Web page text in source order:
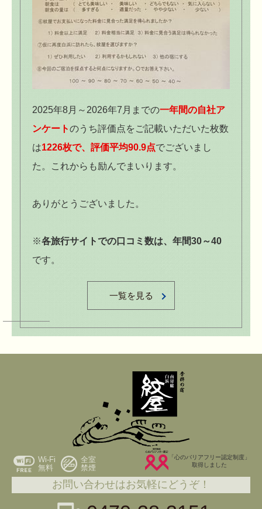
2025年8月～2026年7月までの一年間の自社ア
ンケートのうち評価点をご記載いただいた枚数
は1226枚で、評価平均90.9点でございまし
た。これからも励んでまいります。
ありがとうございました。
※各旅行サイトでの口コミ数は、年間30～40
です。
一覧を見る
Wi-Fi
無料
全室
禁煙
「心のバリアフリー認定制度」
取得しました
お問い合わせはお気軽にどうぞ！